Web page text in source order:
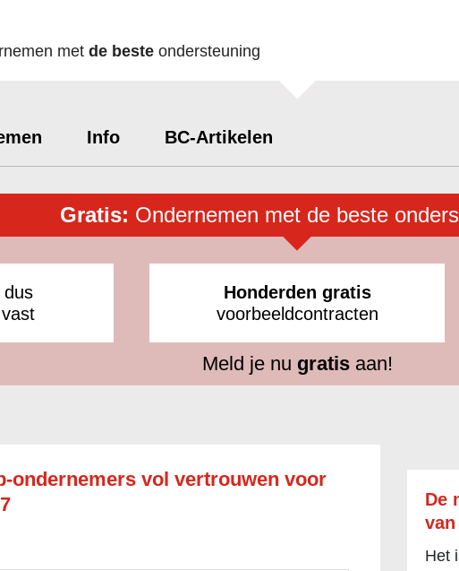
met de beste ondersteuning
Info BC-Artikelen
Gratis: Ondernemen met de beste
dus
Honderden gratis
voorbeeldcontracten
Meld je nu gratisaan!
ondernemers vol vertrouwen voor
De
Het